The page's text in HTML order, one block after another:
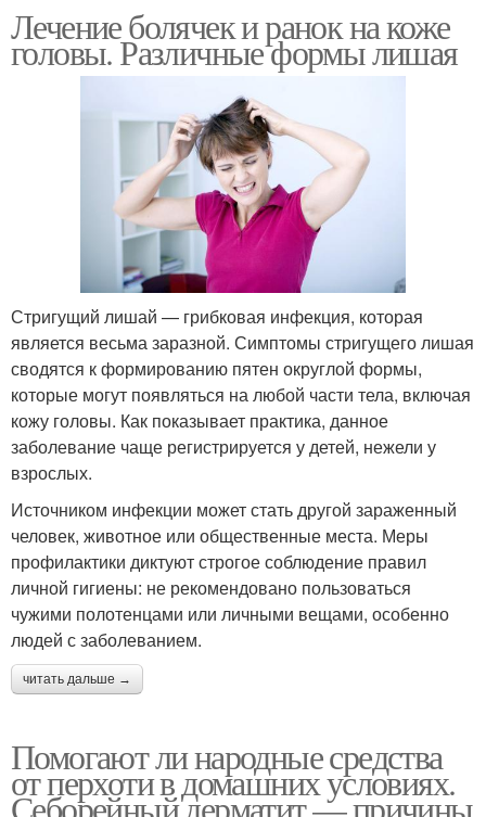
Лечение болячек и ранок на коже
головы. Различные формы лишая
Стригущий лишай — грибковая инфекция, которая
является весьма заразной. Симптомы стригущего лишая
сводятся к формированию пятен округлой формы,
которые могут появляться на любой части тела, включая
кожу головы. Как показывает практика, данное
заболевание чаще регистрируется у детей, нежели у
взрослых.
Источником инфекции может стать другой зараженный
человек, животное или общественные места. Меры
профилактики диктуют строгое соблюдение правил
личной гигиены: не рекомендовано пользоваться
чужими полотенцами или личными вещами, особенно
людей с заболеванием.
читать дальше →
Помогают ли народные средства
от перхоти в домашних условиях.